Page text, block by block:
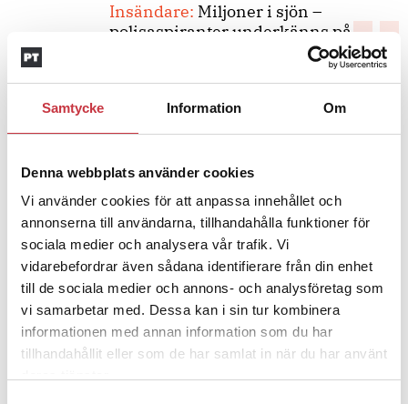
Samtycke Information Om
Denna webbplats använder cookies
Vi använder cookies för att anpassa innehållet och
annonserna till användarna, tillhandahålla funktioner för
sociala medier och analysera vår trafik. Vi
vidarebefordrar även sådana identifierare från din enhet
till de sociala medier och annons- och analysföretag som
vi samarbetar med. Dessa kan i sin tur kombinera
informationen med annan information som du har
tillhandahållit eller som de har samlat in när du har använt
Insändare: Miljoner i sjön –
polisaspiranter underkänns på
Jens Mårtensson:Snart 20 år i tjänst
4 juni 2026
Polisregionen erkänner fel: ”Kommer
att rättas till”